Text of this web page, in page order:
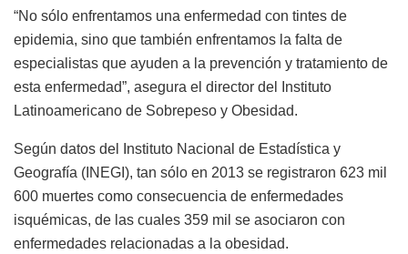
“No sólo enfrentamos una enfermedad con tintes de
epidemia, sino que también enfrentamos la falta de
especialistas que ayuden a la prevención y tratamiento de
esta enfermedad”, asegura el director del Instituto
Latinoamericano de Sobrepeso y Obesidad.
Según datos del Instituto Nacional de Estadística y
Geografía (INEGI), tan sólo en 2013 se registraron 623 mil
600 muertes como consecuencia de enfermedades
isquémicas, de las cuales 359 mil se asociaron con
enfermedades relacionadas a la obesidad.